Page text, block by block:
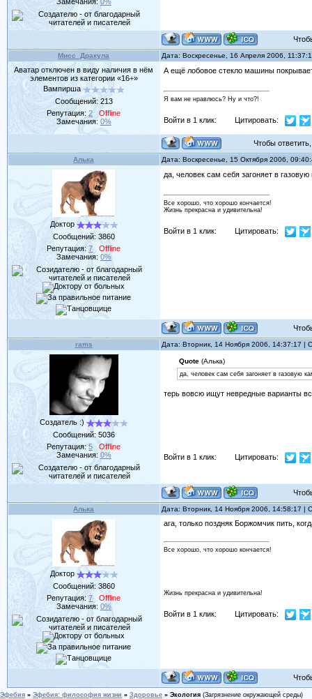
Мисс_Дракула Дата: Воскресенье, 16 Апреля 2006,
Аватар отключен в виду наличия в нём
элементов из категории «16+»
Вампирша
Сообщений: 213
Репутация:2
Offline
Замечания: 0%
А ещё лобовое стекло машины
Я вам не нравлюсь? Ну и что?!
Войти в 1 клик: Цитировать:
Чтобы
Алька Дата: Воскресенье, 15 Октября 2006,
Доктор
Сообщений: 3860
Репутация:7
Offline
Замечания: 0%
да, человек сам себя загоняет в
Все хорошо, что хорошо кончается!
Жизнь прекрасна и удивительна!
Войти в 1 клик: Цитировать:
rams Дата: Вторник, 14 Ноября 2006, 14:37:17 |
Создатель :)
Сообщений: 5036
Репутация:5
Offline
Замечания: 0%
Quote(Алька)
да, человек сам себя загоняет в газовую
терь вовсю ищут невредные варианты
Войти в 1 клик: Цитировать:
Алька Дата: Вторник, 14 Ноября 2006, 14:58:17 |
Доктор
Сообщений: 3860
Репутация:7
Offline
Замечания: 0%
ага, только поздняк Боржомчик пить,
Все хорошо, что хорошо кончается!
Жизнь прекрасна и удивительна!
Войти в 1 клик: Цитировать:
Эфебия » Эфебия: философия жизни » Здоровье » Экология (Загрязнение окружающей среды)